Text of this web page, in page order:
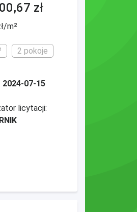
zł
m²
2 pokoje
2024-07-15
licytacji: